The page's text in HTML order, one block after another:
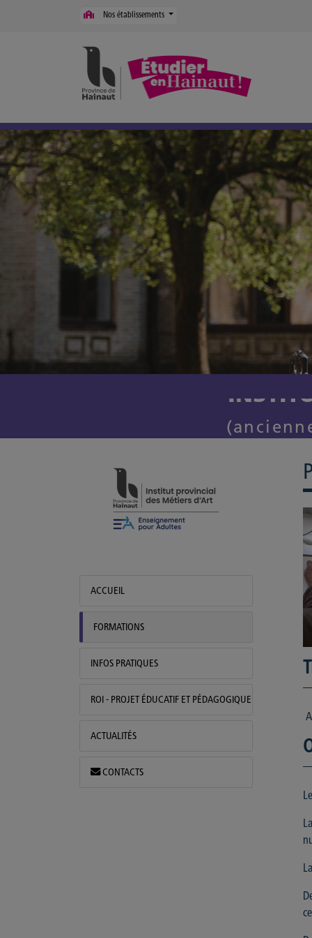
Panneau de gestion des cookies
Nos établissements
Institut provincial des Métiers d'Art
ACCUEIL
FORMATIONS
INFOS PRATIQUES
ROI - PROJET ÉDUCATIF ET PÉDAGOGIQUE
ACTUALITÉS
CONTACTS